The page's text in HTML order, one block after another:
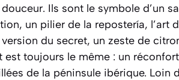
Ils sont le symbole d’un
un pilier de la repostería, l’art
du secret, un zeste de
est toujours le même : un
de la péninsule ibérique.